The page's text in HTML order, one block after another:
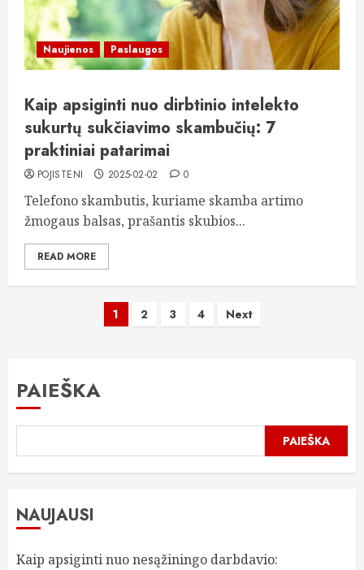
Naujienos Paslaugos
Kaip apsiginti nuo dirbtinio intelekto
sukurtų sukčiavimo skambučių: 7
praktiniai patarimai
POJISTENI 2025-02-02 0
Telefono skambutis, kuriame skamba artimo
žmogaus balsas, prašantis skubios...
READ MORE
Įrašų
1 2 3 4 Next
PAIEŠKA
PAIEŠKA
NAUJAUSI
Kaip apsiginti nuo nesąžiningo darbdavio: